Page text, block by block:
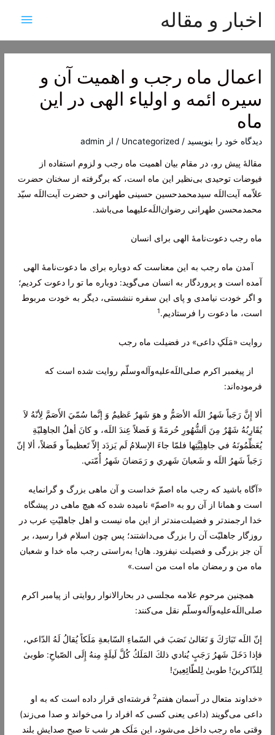
اخبار و مقاله
اصلی
اعمال ماه رجب و اهمیت آن و
سیره ائمه و اولیاء الهی در این
ماه
دیدگاه‌ خود را بنویسید /
Uncategorized / از admin
مقالۀ پیش رو، در مقام بیان اهمیت ماه رجب و لزوم استفاده از
فیوضات توحیدی بی‌نظیر این ماه است، که برگرفته از سخنان حضرت
علاّمه آیت‌اللَه سیدمحمدحسین حسینی طهرانی و حضرت آیت‌اللَه سیّد
محمدمحسن طهرانی رضوان‌اللَه‌علیهما می‌باشد.
ماه رجب دعوت‌نامۀ الهی برای انسان
آمدن ماه رجب به این معناست که دوباره برای ما دعوت‌نامۀ الهی
آمده است و پروردگار به انسان می‌گوید: دوباره ما تو را دعوت کردیم؛
و اگر خودت نیامدی و پای این سفره ننشستی، دیگر به خودت مربوط
است، ما دعوت را فرستادیم.1
روایت «مَلَکِ داعی» در فضیلت ماه رجب
از پیغمبر اکرم صلی‌اللَه‌علیه‌و‌آله‌وسلّم روایت شده است که
فرموده‌اند:
ألا إِنَّ رَجَباً شَهرُ اللَه الأصَمُّ و هوَ شَهرٌ عَظيمٌ وَ إنَّما سُمّيَ الأَصَمَّ لِأنّهُ لاَ
يُقَارِبُهُ شَهْرٌ مِنَ اَلشُّهُورِ حُرمَةً وَ فَضلاً عِندَ اللَه، و كانَ أهلُ الجاهِليّةِ
يُعَظِّمُونَهُ في جاهِلِيَّتِها فلمّا جاءَ الإسلامُ لَم يَزدَد إلاّ تَعظيماً و فَضلاً، ألا إنّ
رَجَباً شَهرُ اللَه و شَعبانَ شَهري و رَمَضانَ شَهرُ أُمّتي.
«آگاه باشید که رجب ماه اصمّ‌ خداست و آن ماهى بزرگ و گرانمايه
است و همانا از آن رو به «اصمّ‌» ناميده شده كه هيچ ماهى در پيشگاه
خدا ارجمندتر و فضيلت‌مندتر از اين ماه نيست و اهل جاهليّتِ عرب در
روزگار جاهليّت آن را بزرگ مى‌داشتند؛ پس چون اسلام فرا رسيد، بر
آن جز بزرگى و فضيلت نيفزود. هان! به‌راستى رجب ماه خدا و شعبان
ماه من و رمضان ماه امت من است.»
همچنین مرحوم علامه مجلسی در بحارالانوار روایتی از پیامبر اکرم
صلی‌اللَه‌علیه‌و‌آله‌وسلّم نقل می‌کنند:
إنّ اللَه تَبَارَكَ وَ تَعَالىٰ نَصَبَ في السّماءِ السّابعةِ مَلَكاً يُقالُ لَهُ الدّاعي،
فإذا دَخَلَ شَهرُ رَجَبٍ يُنادي ذلكَ المَلَكُ كُلَّ لَيلَةٍ مِنهُ إِلَى الصّباحِ: طوبىٰ
لِلذّاكرينَ! طوبىٰ لِلطّائِعِينَ!
«خداوند متعال در آسمان هفتم2 فرشته‌ای قرار داده است که به او
داعى مى‌گویند (داعی یعنى کسى که افراد را مى‌خواند و صدا مى‌زند)
وقتی ماه رجب داخل مى‌شود، این مَلَک هر شب تا صبح صدایش بلند